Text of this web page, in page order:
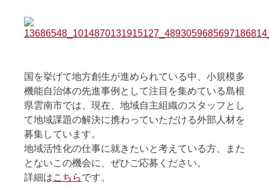
国を挙げて地方創生が進められている中、小規模多
機能自治体の先進事例として注目を集めている島根
県雲南市では、現在、地域自主組織のスタッフとし
て地域課題の解決に携わっていただける外部人材を
募集しています。
地域活性化の仕事に就きたいと考えている方、また
とないこの機会に、ぜひご応募ください。
詳細はこちらです。